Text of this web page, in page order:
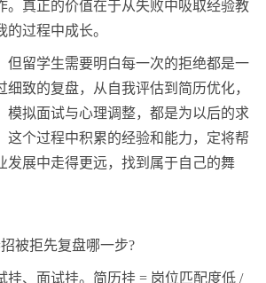
。真正的价值在于从失败中吸取经验教
过程中成长。
但留学生需要明白每一次的拒绝都是一
细致的复盘，从自我评估到简历优化，
模拟面试与心理调整，都是为以后的求
这个过程中积累的经验和能力，定将帮
发展中走得更远，找到属于自己的舞
被拒先复盘哪一步?
挂、面试挂。简历挂 = 岗位匹配度低 /